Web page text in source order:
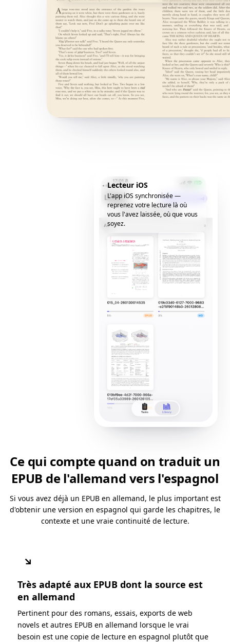
Lecteur iOS
L'app iOS synchronisée —
reprenez votre lecture là où
vous l'avez laissée, où que vous
soyez.
Ce qui compte quand on traduit un
EPUB de l'allemand vers l'espagnol
Si vous avez déjà un EPUB en allemand, le plus important est
d'obtenir une version en espagnol qui garde les chapitres, le
contexte et une vraie continuité de lecture.
↘
Très adapté aux EPUB dont la source est
en allemand
Pertinent pour des romans, essais, exports de web
novels et autres EPUB en allemand lorsque le vrai
besoin est une copie de lecture en espagnol plutôt que